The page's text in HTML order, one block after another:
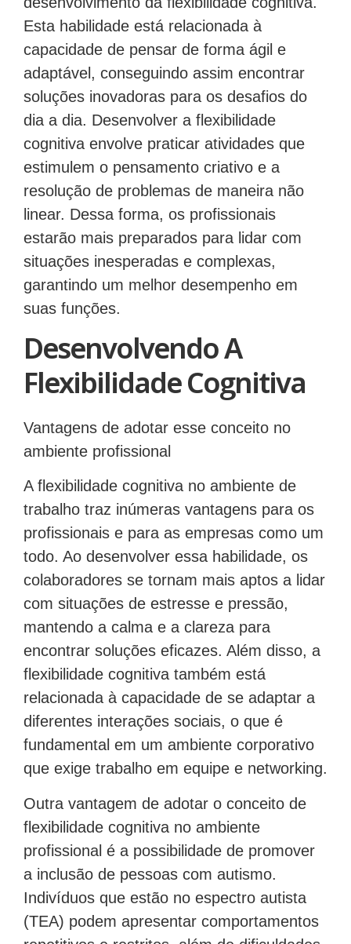
Esta habilidade está relacionada à
capacidade de pensar de forma ágil e
adaptável, conseguindo assim encontrar
soluções inovadoras para os desafios do
dia a dia. Desenvolver a flexibilidade
cognitiva envolve praticar atividades que
estimulem o pensamento criativo e a
resolução de problemas de maneira não
linear. Dessa forma, os profissionais
estarão mais preparados para lidar com
situações inesperadas e complexas,
garantindo um melhor desempenho em
suas funções.
Desenvolvendo A
Flexibilidade Cognitiva
Vantagens de adotar esse conceito no
ambiente profissional
A flexibilidade cognitiva no ambiente de
trabalho traz inúmeras vantagens para os
profissionais e para as empresas como um
todo. Ao desenvolver essa habilidade, os
colaboradores se tornam mais aptos a lidar
com situações de estresse e pressão,
mantendo a calma e a clareza para
encontrar soluções eficazes. Além disso, a
flexibilidade cognitiva também está
relacionada à capacidade de se adaptar a
diferentes interações sociais, o que é
fundamental em um ambiente corporativo
que exige trabalho em equipe e networking.
Outra vantagem de adotar o conceito de
flexibilidade cognitiva no ambiente
profissional é a possibilidade de promover
a inclusão de pessoas com autismo.
Indivíduos que estão no espectro autista
(TEA) podem apresentar comportamentos
repetitivos e restritos, além de dificuldades